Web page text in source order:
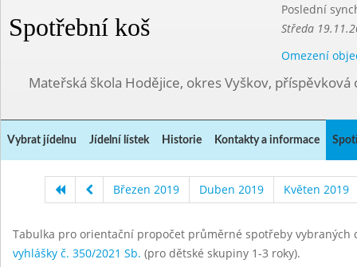
Spotřební koš
Poslední
Středa
Omezení
Mateřská škola Hodějice, okres Vyškov, příspěvková
Vybrat jídelnu Jídelní lístek Historie Kontakty a informace
Březen 2019 Duben 2019 Květen 2019
Tabulka pro orientační propočet průměrné spotřeby
vyhlášky č. 350/2021 Sb. (pro dětské skupiny 1-3 roky).